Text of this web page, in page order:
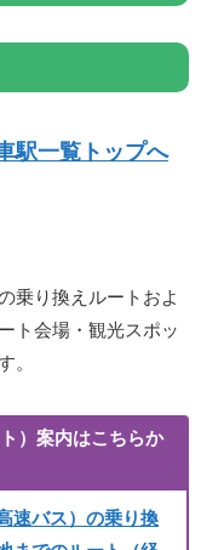
駅一覧トップへ
乗り換えルートおよ
ト会場・観光スポッ
。
）案内はこちらか
速バス）の乗り換